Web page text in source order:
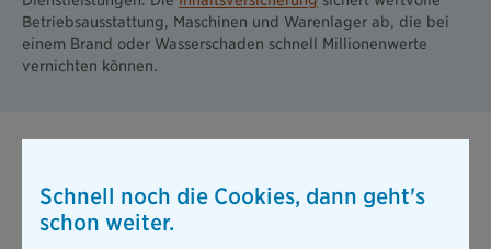
Betriebsausstattung, Maschinen und Warenlager ab, die bei
einem Brand oder Wasserschaden schnell Millionenwerte
vernichten können.
individuell beraten in Nürnberg
Jede Lebenssituation bringt andere Versicherungsbedürfnisse
Schnell noch die Cookies, dann geht's
schon weiter.